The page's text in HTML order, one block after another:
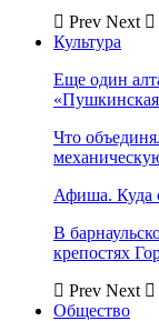
Prev Next
Культура
Еще один
«Пушкинская
Что
Афиша. Куда
В
крепостях
Prev Next
Общество